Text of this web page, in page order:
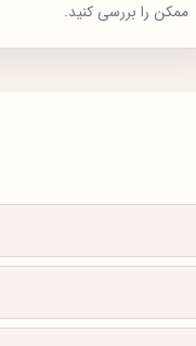
ممکن را بررسی کنید.